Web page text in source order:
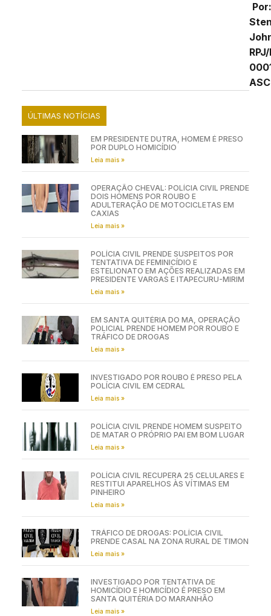
ÚLTIMAS NOTÍCIAS
EM PRESIDENTE DUTRA, HOMEM É PRESO
POR DUPLO HOMICÍDIO
Leia mais »
OPERAÇÃO CHEVAL: POLÍCIA CIVIL PRENDE
DOIS HOMENS POR ROUBO E
ADULTERAÇÃO DE MOTOCICLETAS EM
CAXIAS
Leia mais »
POLÍCIA CIVIL PRENDE SUSPEITOS POR
TENTATIVA DE FEMINICÍDIO E
ESTELIONATO EM AÇÕES REALIZADAS EM
PRESIDENTE VARGAS E ITAPECURU-MIRIM
Leia mais »
EM SANTA QUITÉRIA DO MA, OPERAÇÃO
POLICIAL PRENDE HOMEM POR ROUBO E
TRÁFICO DE DROGAS
Leia mais »
INVESTIGADO POR ROUBO É PRESO PELA
POLÍCIA CIVIL EM CEDRAL
Leia mais »
POLÍCIA CIVIL PRENDE HOMEM SUSPEITO
DE MATAR O PRÓPRIO PAI EM BOM LUGAR
Leia mais »
POLÍCIA CIVIL RECUPERA 25 CELULARES E
RESTITUI APARELHOS ÀS VÍTIMAS EM
PINHEIRO
Leia mais »
TRÁFICO DE DROGAS: POLÍCIA CIVIL
PRENDE CASAL NA ZONA RURAL DE TIMON
Leia mais »
INVESTIGADO POR TENTATIVA DE
HOMICÍDIO E HOMICÍDIO É PRESO EM
SANTA QUITÉRIA DO MARANHÃO
Leia mais »